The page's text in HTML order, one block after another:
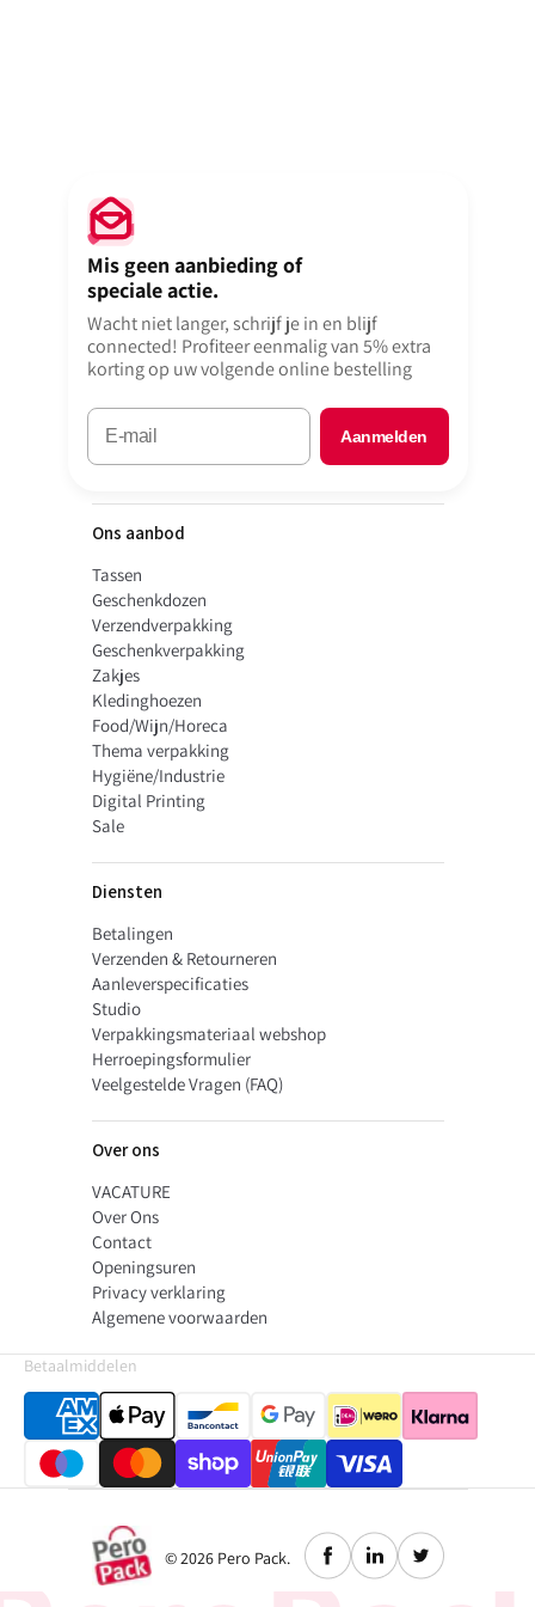
custom made pagina
en vraag vrijblijvend een offerte aan voor een gepersonaliseerd
ontwerp op maat.
Mis geen aanbieding of
speciale actie.
Wacht niet langer, schrijf je in en blijf
connected! Profiteer eenmalig van 5% extra
korting op uw volgende online bestelling
Aanmelden
Ons aanbod
Tassen
Geschenkdozen
Verzendverpakking
Geschenkverpakking
Zakjes
Kledinghoezen
Food/Wijn/Horeca
Thema verpakking
Hygiëne/Industrie
Digital Printing
Sale
Diensten
Betalingen
Verzenden & Retourneren
Aanleverspecificaties
Studio
Verpakkingsmateriaal webshop
Herroepingsformulier
Veelgestelde Vragen (FAQ)
Over ons
VACATURE
Over Ons
Contact
Openingsuren
Privacy verklaring
Algemene voorwaarden
Betaalmiddelen
© 2026 Pero Pack.